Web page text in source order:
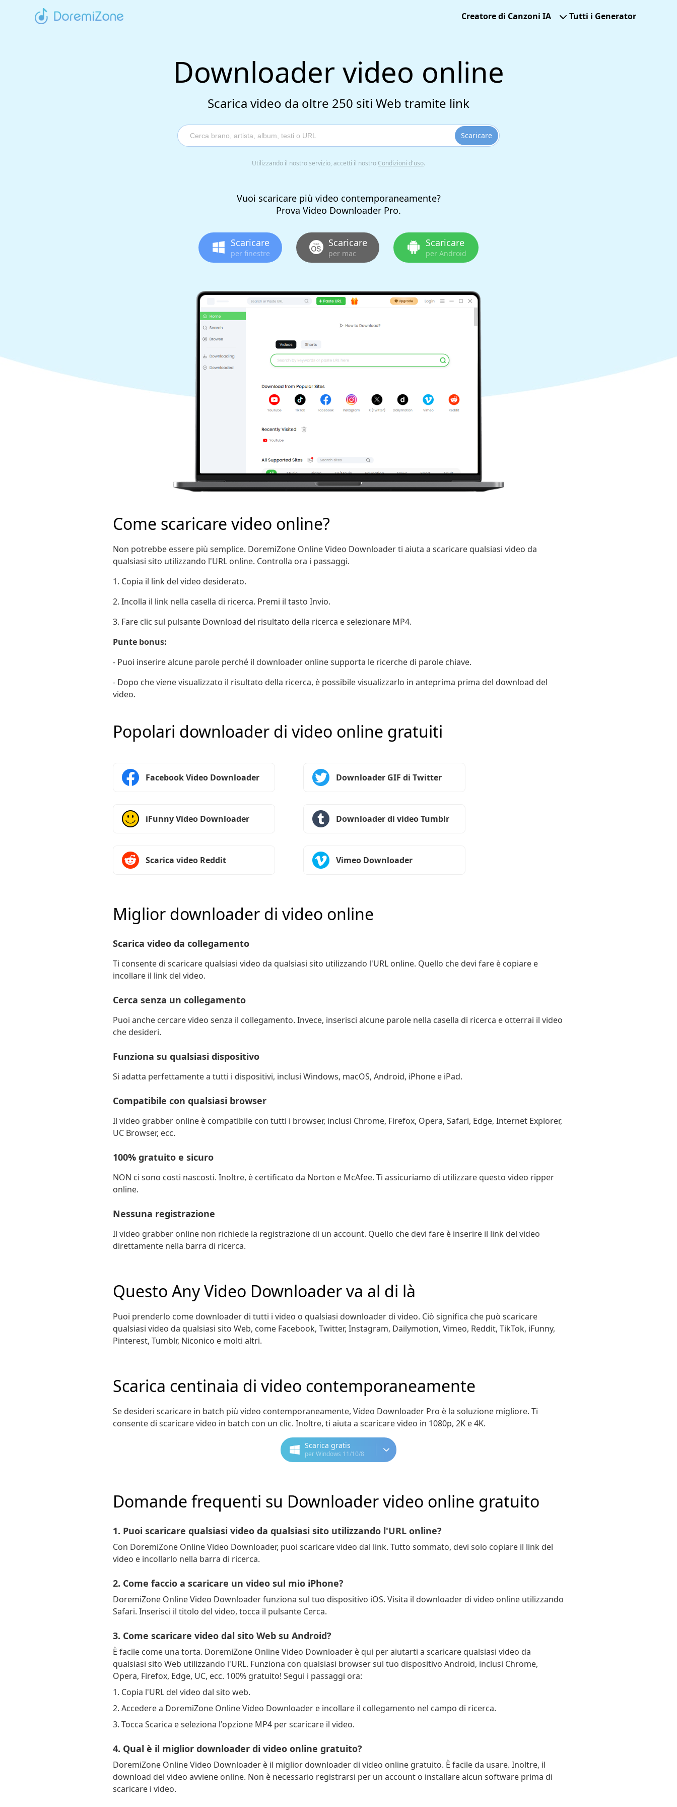
Creatore di Canzoni IA Tutti i Generator
Downloader video online
Scarica video da oltre 250 siti Web tramite link
Scaricare
Utilizzando il nostro servizio, accetti il ​​nostro Condizioni d'uso.
Vuoi scaricare più video contemporaneamente?
Prova Video Downloader Pro.
Scaricare
per finestre
Scaricare
per mac
Scaricare
per Android
Come scaricare video online?
Non potrebbe essere più semplice. DoremiZone Online Video Downloader ti aiuta a scaricare qualsiasi video da
qualsiasi sito utilizzando l'URL online. Controlla ora i passaggi.
1. Copia il link del video desiderato.
2. Incolla il link nella casella di ricerca. Premi il tasto Invio.
3. Fare clic sul pulsante Download del risultato della ricerca e selezionare MP4.
Punte bonus:
- Puoi inserire alcune parole perché il downloader online supporta le ricerche di parole chiave.
- Dopo che viene visualizzato il risultato della ricerca, è possibile visualizzarlo in anteprima prima del download del
video.
Popolari downloader di video online gratuiti
Facebook Video Downloader Downloader GIF di Twitter
iFunny Video Downloader Downloader di video Tumblr
Scarica video Reddit Vimeo Downloader
Miglior downloader di video online
Scarica video da collegamento
Ti consente di scaricare qualsiasi video da qualsiasi sito utilizzando l'URL online. Quello che devi fare è copiare e
incollare il link del video.
Cerca senza un collegamento
Puoi anche cercare video senza il collegamento. Invece, inserisci alcune parole nella casella di ricerca e otterrai il video
che desideri.
Funziona su qualsiasi dispositivo
Si adatta perfettamente a tutti i dispositivi, inclusi Windows, macOS, Android, iPhone e iPad.
Compatibile con qualsiasi browser
Il video grabber online è compatibile con tutti i browser, inclusi Chrome, Firefox, Opera, Safari, Edge, Internet Explorer,
UC Browser, ecc.
100% gratuito e sicuro
NON ci sono costi nascosti. Inoltre, è certificato da Norton e McAfee. Ti assicuriamo di utilizzare questo video ripper
online.
Nessuna registrazione
Il video grabber online non richiede la registrazione di un account. Quello che devi fare è inserire il link del video
direttamente nella barra di ricerca.
Questo Any Video Downloader va al di là
Puoi prenderlo come downloader di tutti i video o qualsiasi downloader di video. Ciò significa che può scaricare
qualsiasi video da qualsiasi sito Web, come Facebook, Twitter, Instagram, Dailymotion, Vimeo, Reddit, TikTok, iFunny,
Pinterest, Tumblr, Niconico e molti altri.
Scarica centinaia di video contemporaneamente
Se desideri scaricare in batch più video contemporaneamente, Video Downloader Pro è la soluzione migliore. Ti
consente di scaricare video in batch con un clic. Inoltre, ti aiuta a scaricare video in 1080p, 2K e 4K.
Scarica gratis
per Windows 11/10/8
Domande frequenti su Downloader video online gratuito
1. Puoi scaricare qualsiasi video da qualsiasi sito utilizzando l'URL online?
Con DoremiZone Online Video Downloader, puoi scaricare video dal link. Tutto sommato, devi solo copiare il link del
video e incollarlo nella barra di ricerca.
2. Come faccio a scaricare un video sul mio iPhone?
DoremiZone Online Video Downloader funziona sul tuo dispositivo iOS. Visita il downloader di video online utilizzando
Safari. Inserisci il titolo del video, tocca il pulsante Cerca.
3. Come scaricare video dal sito Web su Android?
È facile come una torta. DoremiZone Online Video Downloader è qui per aiutarti a scaricare qualsiasi video da
qualsiasi sito Web utilizzando l'URL. Funziona con qualsiasi browser sul tuo dispositivo Android, inclusi Chrome,
Opera, Firefox, Edge, UC, ecc. 100% gratuito! Segui i passaggi ora:
1. Copia l'URL del video dal sito web.
2. Accedere a DoremiZone Online Video Downloader e incollare il collegamento nel campo di ricerca.
3. Tocca Scarica e seleziona l'opzione MP4 per scaricare il video.
4. Qual è il miglior downloader di video online gratuito?
DoremiZone Online Video Downloader è il miglior downloader di video online gratuito. È facile da usare. Inoltre, il
download del video avviene online. Non è necessario registrarsi per un account o installare alcun software prima di
scaricare i video.